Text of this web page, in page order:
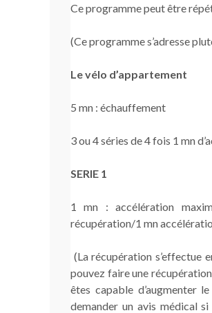
Ce programme peut être
(Ce programme s’adresse
Le vélo d’appartement
5 mn : échauffement
3 ou 4 séries de 4 fois 1 mn
SERIE 1
1 mn : accélération
récupération/1 mn
(La récupération s’effectue
pouvez faire une
êtes capable d’augmenter
demander un avis médical